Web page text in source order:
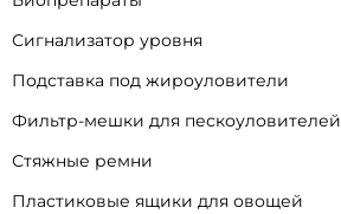
Сигнализатор уровня
Подставка под жироуловители
Фильтр-мешки для пескоуловителей
Стяжные ремни
Пластиковые ящики для овощей